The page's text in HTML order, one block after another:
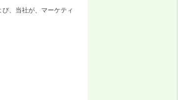
、当社が、マーケティ